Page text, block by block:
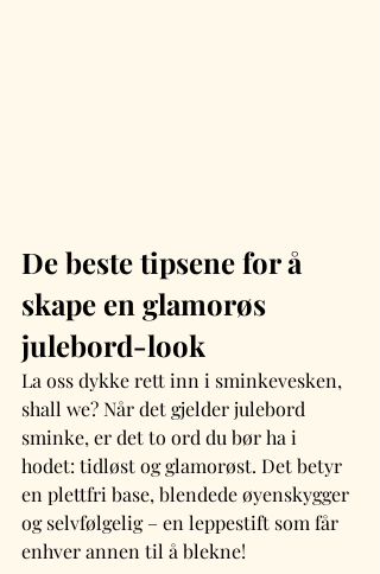
De beste tipsene for å
skape en glamorøs
julebord-look
La oss dykke rett inn i sminkevesken,
shall we? Når det gjelder julebord
sminke, er det to ord du bør ha i
hodet: tidløst og glamorøst. Det betyr
en plettfri base, blendede øyenskygger
og selvfølgelig – en leppestift som får
enhver annen til å blekne!